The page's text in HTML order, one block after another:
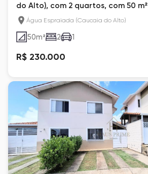
do Alto), com 2 quartos, com 50 m²
Água Espraiada (Caucaia do Alto)
50m² 2 1
R$ 230.000